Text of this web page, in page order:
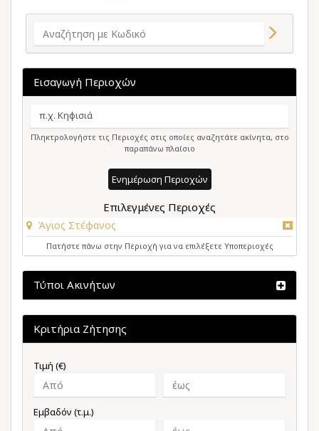
Εισαγωγή Περιοχών
Πληκτρολογήστε τις Περιοχές στις οποίες αναζητάτε ακίνητα, στο
παραπάνω πλαίσιο
Ενημέρωση Περιοχών
Επιλεγμένες Περιοχές
Άγιος Στέφανος
Πατήστε πάνω στην Περιοχή για να επιλέξετε Υποπεριοχές
Τύποι Ακινήτων
Κριτήρια Ζήτησης
Τιμή (€)
Εμβαδόν (τ.μ.)